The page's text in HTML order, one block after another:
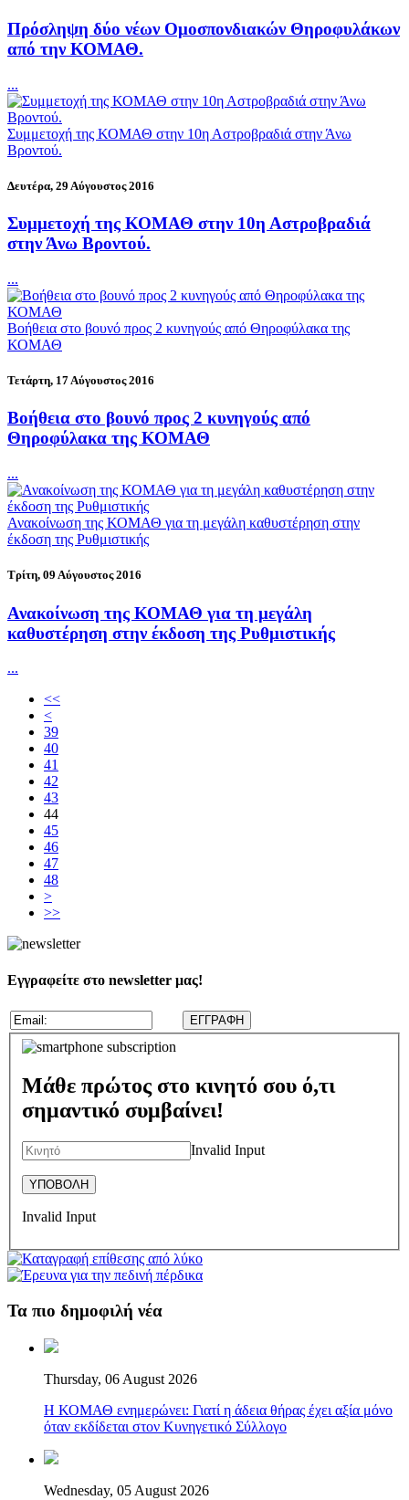
Πρόσληψη δύο νέων Ομοσπονδιακών Θηροφυλάκων
από την ΚΟΜΑΘ.
...
Συμμετοχή της ΚΟΜΑΘ στην 10η Αστροβραδιά στην Άνω
Βροντού.
Δευτέρα, 29 Αύγουστος 2016
Συμμετοχή της ΚΟΜΑΘ στην 10η Αστροβραδιά
στην Άνω Βροντού.
...
Βοήθεια στο βουνό προς 2 κυνηγούς από Θηροφύλακα της
ΚΟΜΑΘ
Τετάρτη, 17 Αύγουστος 2016
Βοήθεια στο βουνό προς 2 κυνηγούς από
Θηροφύλακα της ΚΟΜΑΘ
...
Ανακοίνωση της ΚΟΜΑΘ για τη μεγάλη καθυστέρηση στην
έκδοση της Ρυθμιστικής
Τρίτη, 09 Αύγουστος 2016
Ανακοίνωση της ΚΟΜΑΘ για τη μεγάλη
καθυστέρηση στην έκδοση της Ρυθμιστικής
...
<<
<
39
40
41
42
43
44
45
46
47
48
>
>>
Εγγραφείτε στο newsletter μας!
Μάθε πρώτος στο κινητό σου ό,τι
σημαντικό συμβαίνει!
Invalid Input
Invalid Input
Τα πιο δημοφιλή νέα
Thursday, 06 August 2026
Η ΚΟΜΑΘ ενημερώνει: Γιατί η άδεια θήρας έχει αξία μόνο
όταν εκδίδεται στον Κυνηγετικό Σύλλογο
Wednesday, 05 August 2026